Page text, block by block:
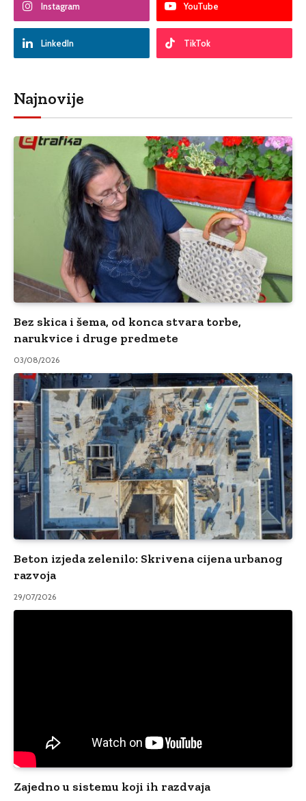
Instagram YouTube
LinkedIn TikTok
Najnovije
Bez skica i šema, od konca stvara torbe,
narukvice i druge predmete
03/08/2026
Beton izjeda zelenilo: Skrivena cijena urbanog
razvoja
29/07/2026
Zajedno u sistemu koji ih razdvaja